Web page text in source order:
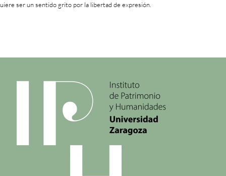
ser un sentido grito por la libertad de expresión.